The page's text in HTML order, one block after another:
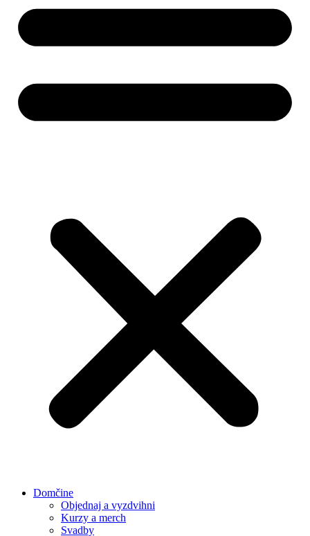
Domčine
Objednaj a vyzdvihni
Kurzy a merch
Svadby